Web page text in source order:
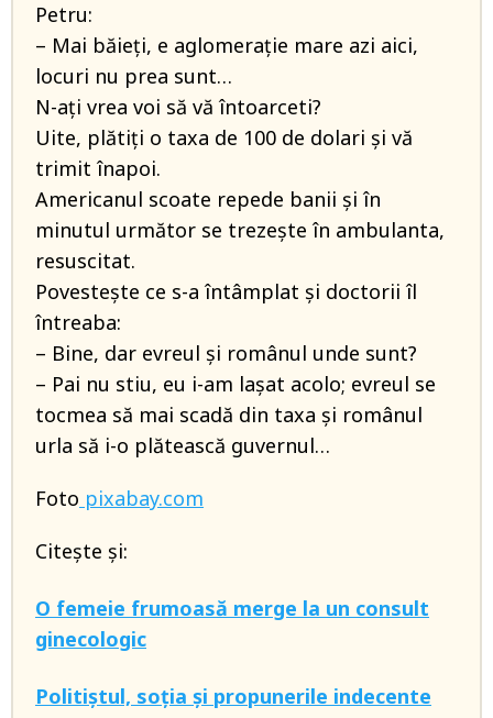
Petru:
– Mai băieți, e aglomerație mare azi aici,
locuri nu prea sunt…
N-ați vrea voi să vă întoarceti?
Uite, plătiți o taxa de 100 de dolari și vă
trimit înapoi.
Americanul scoate repede banii și în
minutul următor se trezește în ambulanta,
resuscitat.
Povestește ce s-a întâmplat și doctorii îl
întreaba:
– Bine, dar evreul și românul unde sunt?
– Pai nu stiu, eu i-am lașat acolo; evreul se
tocmea să mai scadă din taxa și românul
urla să i-o plătească guvernul…
Foto pixabay.com
Citește și:
O femeie frumoasă merge la un consult
ginecologic
Politiștul, soția și propunerile indecente